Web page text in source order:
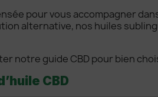
pour vous accompagner
alternative, nos huiles
notre guide CBD pour bien
CBD